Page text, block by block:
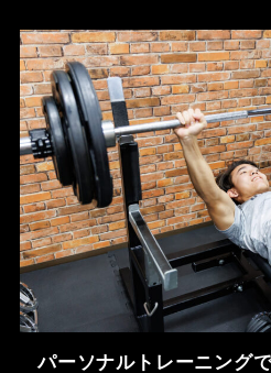
パーソナルトレーニング